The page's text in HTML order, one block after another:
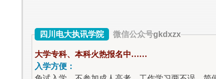
四川电大执讯学院 微信公众号gkdxzx
大学专科、本科火热报名中……
入学方便：